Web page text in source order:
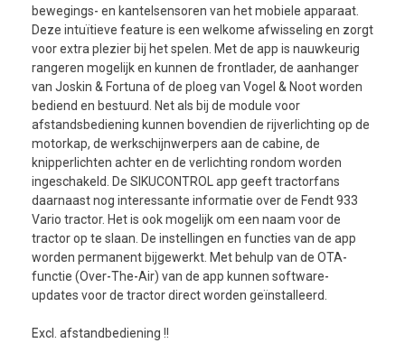
bewegings- en kantelsensoren van het mobiele apparaat.
Deze intuïtieve feature is een welkome afwisseling en zorgt
voor extra plezier bij het spelen. Met de app is nauwkeurig
rangeren mogelijk en kunnen de frontlader, de aanhanger
van Joskin & Fortuna of de ploeg van Vogel & Noot worden
bediend en bestuurd. Net als bij de module voor
afstandsbediening kunnen bovendien de rijverlichting op de
motorkap, de werkschijnwerpers aan de cabine, de
knipperlichten achter en de verlichting rondom worden
ingeschakeld. De SIKUCONTROL app geeft tractorfans
daarnaast nog interessante informatie over de Fendt 933
Vario tractor. Het is ook mogelijk om een naam voor de
tractor op te slaan. De instellingen en functies van de app
worden permanent bijgewerkt. Met behulp van de OTA-
functie (Over-The-Air) van de app kunnen software-
updates voor de tractor direct worden geïnstalleerd.
Excl. afstandbediening !!